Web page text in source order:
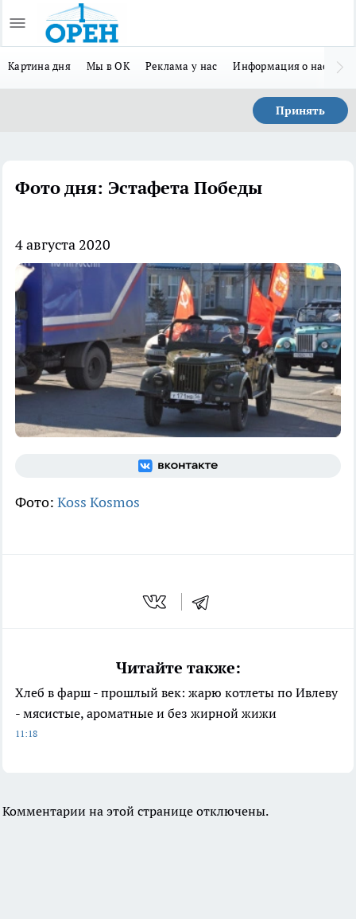
Картина дня Мы в ОК Реклама у нас Информация о нас
Принять
Фото дня: Эстафета Победы
4 августа 2020
Фото: Koss Kosmos
Читайте также:
Хлеб в фарш - прошлый век: жарю котлеты по Ивлеву
- мясистые, ароматные и без жирной жижи
11:18
Комментарии на этой странице отключены.